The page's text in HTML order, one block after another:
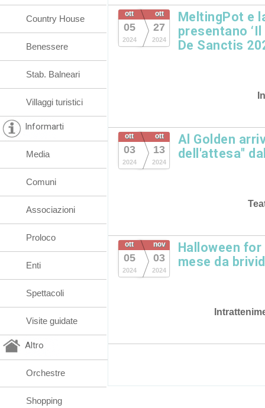
ott
05
2024
ott
27
2024
MeltingPot e
presentano
De Sanctis
ott
03
2024
ott
13
2024
Al Golden
dell'attesa"
ott
05
2024
nov
03
2024
Halloween
mese da
Country House
Benessere
Stab. Balneari
Villaggi turistici
Informarti
Media
Comuni
Associazioni
Proloco
Enti
Spettacoli
Visite guidate
Altro
Orchestre
Shopping